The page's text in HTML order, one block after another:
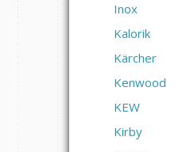
Inox
Kalorik
Kärcher
Kenwood
KEW
Kirby